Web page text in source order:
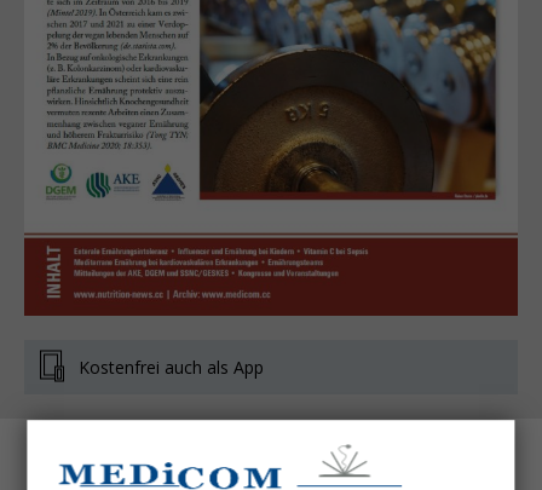
Kostenfrei auch als App
Knochengesundheit: Weshalb Veganer